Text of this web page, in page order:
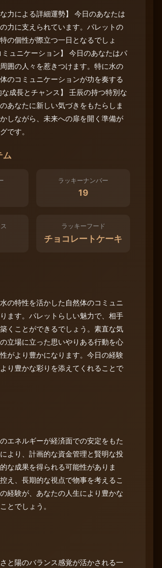
力による詳細運勢】 今日のあなたは
力に支えられています。パレットの
の個性が際立つ一日となるでしょ
ュニケーション】 今日のあなたはパ
囲の人々を惹きつけます。特に水の
のコミュニケーションが功を奏する
成長とチャンス】 壬辰の持つ特別な
あなたに新しい気づきをもたらしま
しながら、未来への扉を開く準備が
です。
ム
ラッキーナンバー
19
ラッキーフード
チョコレートケーキ
の特性を活かした自然体のコミュニ
ます。パレットらしい魅力で、相手
くことができるでしょう。素直な気
立場に立った思いやりある行動を心
がより豊かになります。今日の経験
り豊かな彩りを添えてくれることで
エネルギーが経済面での安定をもた
より、計画的な資金管理と賢明な投
な成果を得られる可能性がありま
え、長期的な視点で物事を考えるこ
経験が、あなたの人生により豊かな
とでしょう。
と陽のバランス感覚が活かされる一